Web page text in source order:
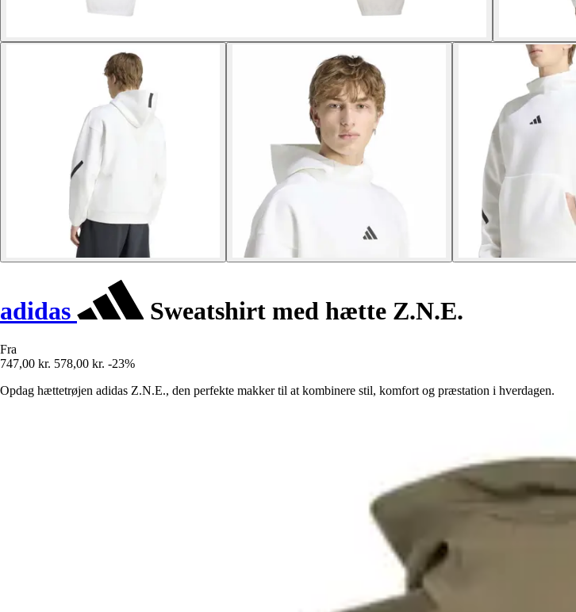
adidas Sweatshirt med hætte Z.N.E.
Fra
747,00 kr. 578,00 kr. -23%
Opdag hættetrøjen adidas Z.N.E., den perfekte makker til at kombinere stil, komfort og præstation i hverdagen.